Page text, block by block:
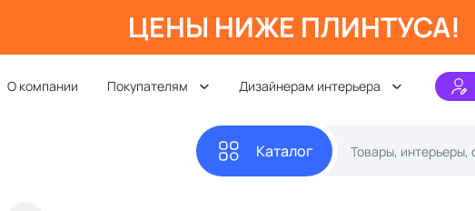
ЦЕНЫ НИЖЕ ПЛИНТУСА!
О компании Покупателям Дизайнерам интерьера
Каталог